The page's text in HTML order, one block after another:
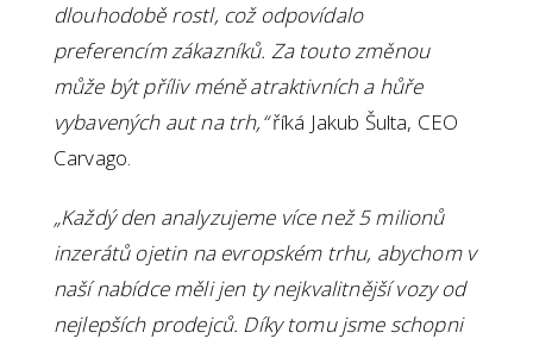
dlouhodobě rostl, což odpovídalo
preferencím zákazníků. Za touto změnou
může být příliv méně atraktivních a hůře
vybavených aut na trh,“říká Jakub Šulta, CEO
Carvago.
„Každý den analyzujeme více než 5 milionů
inzerátů ojetin na evropském trhu, abychom v
naší nabídce měli jen ty nejkvalitnější vozy od
nejlepších prodejců. Díky tomu jsme schopni